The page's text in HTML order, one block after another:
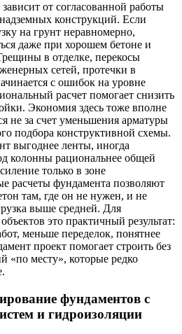
от согласованной работы
конструкций. Если
на грунт неравномерно,
даже при хорошем бетоне и
в отделке, перекосы
сетей, протечки в
с ошибок на уровне
расчет помогает снизить
Экономия здесь тоже вполне
не за счет уменьшения арматуры
подбора конструктивной схемы.
выгоднее ленты, иногда
колонны рациональнее общей
только в зоне
расчеты фундамента позволяют
там, где он не нужен, и не
выше средней. Для
это практичный результат:
меньше переделок, понятнее
проект помогает строить без
«по месту», которые редко
фундаментов с
и гидроизоляции